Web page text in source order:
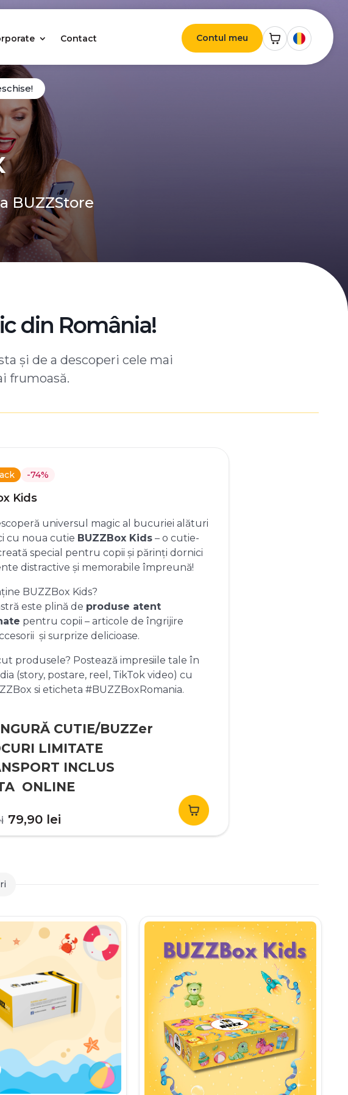
Contact Contul meu
BUZZStore
din România!
și de a descoperi cele mai
frumoasă.
-74%
Kids
universul magic al bucuriei alături
cu noua cutie BUZZBox Kids– o cutie-
special pentru copii și părinți dornici
distractive și memorabile împreună!
BUZZBox Kids?
este plină de produse atent
pentru copii – articole de îngrijire
și surprize delicioase.
produsele? Postează impresiile tale în
(story, postare, reel, TikTok video) cu
si eticheta #BUZZBoxRomania.
CUTIE/BUZZer
LIMITATE
INCLUS
ONLINE
Prețul
inițial
79,90 leiPrețul
curent